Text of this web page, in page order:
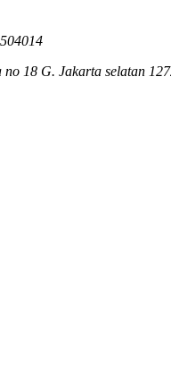
18 G. Jakarta selatan